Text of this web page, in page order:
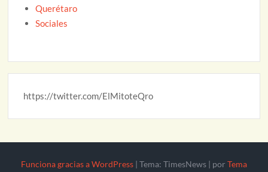
Querétaro
Sociales
https://twitter.com/ElMitoteQro
Funciona gracias a WordPress | Tema: TimesNews | por Tema